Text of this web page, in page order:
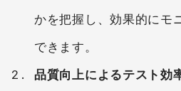
かを把握し、効果的にモ
できます。
品質向上によるテスト効